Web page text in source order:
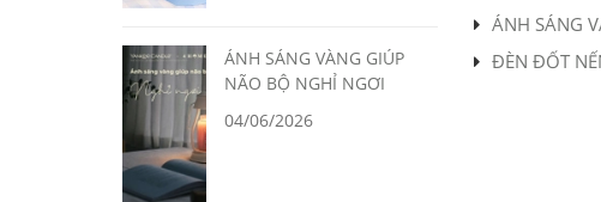
ÁNH SÁNG
ĐÈN ĐỐT
ÁNH SÁNG VÀNG GIÚP
NÃO BỘ NGHỈ NGƠI
04/06/2026